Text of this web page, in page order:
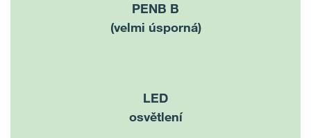
PENB B
(velmi úsporná)
LED
osvětlení